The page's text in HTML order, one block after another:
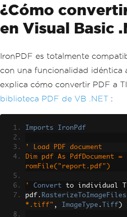
¿Cómo
en Visual Basic
IronPDF es totalmente
con una funcionalidad idéntica
explica cómo convertir PDF a
biblioteca PDF de VB .NET :
Imports IronPdf
' Load PDF document
Dim pdf As PdfDocument =
romFile("report.pdf")
' Convert to individual
pdf . RasterizeToImageFiles
*.tiff" , ImageType . Tiff )